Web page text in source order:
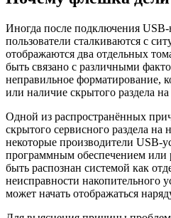
Иногда после подключения USB-
пользователи сталкиваются с
отображаются два отдельных
быть связано с различными
неправильное форматирование,
или наличие скрытого раздела на
Одной из распространённых
скрытого сервисного раздела на
некоторые производители USB-
программным обеспечением или
быть распознан системой как
неисправности накопительного
может начать отображаться